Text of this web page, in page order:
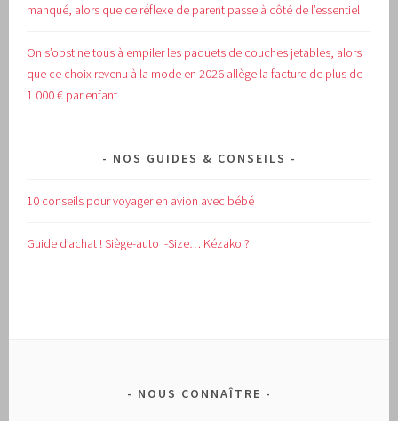
manqué, alors que ce réflexe de parent passe à côté de l’essentiel
On s’obstine tous à empiler les paquets de couches jetables, alors
que ce choix revenu à la mode en 2026 allège la facture de plus de
1 000 € par enfant
NOS GUIDES & CONSEILS
10 conseils pour voyager en avion avec bébé
Guide d’achat !Siège-auto i-Size… Kézako ?
NOUS CONNAÎTRE